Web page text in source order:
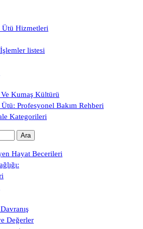
Ütü Hizmetleri
listesi
Kumaş Kültürü
Profesyonel Bakım Rehberi
Kategorileri
Hayat Becerileri
Değerler